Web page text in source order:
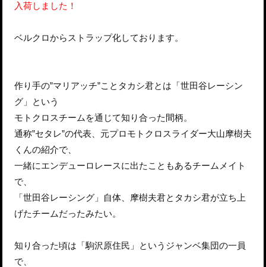
入荷しました！
ベルクロからストラップ化しております。
作り手の”マリアッチ”ことタカシ君とは「世田谷レーシン
グ」という
モトクロスチームを通じて知り合った間柄。
通称”セタレ”の代表、元プロモトクロスライダー大山摩樹夫
くんの紹介で、
一緒にエンデューロレースに出たこともあるチームメイト
で、
「世田谷レーシング」自体、摩樹夫君とタカシ君が立ち上
げたチームだったみたい。
知り合った頃は「駒沢原住民」というジャンベ集団の一員
で、